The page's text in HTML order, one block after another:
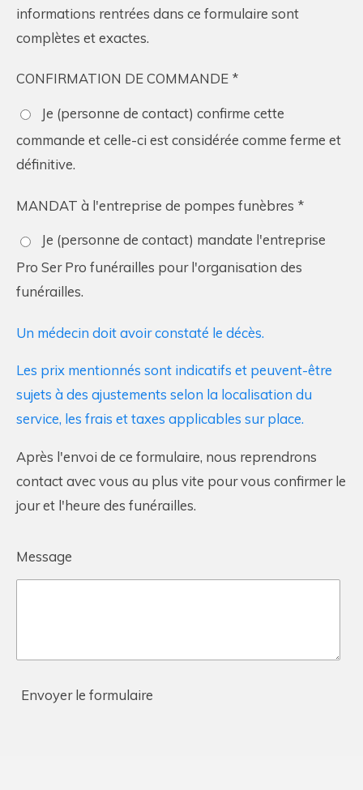
informations rentrées dans ce formulaire sont
complètes et exactes.
CONFIRMATION DE COMMANDE *
Je (personne de contact) confirme cette
commande et celle-ci est considérée comme ferme et
définitive.
MANDAT à l'entreprise de pompes funèbres *
Je (personne de contact) mandate l'entreprise
Pro Ser Pro funérailles pour l'organisation des
funérailles.
Un médecin doit avoir constaté le décès.
Les prix mentionnés sont indicatifs et peuvent-être
sujets à des ajustements selon la localisation du
service, les frais et taxes applicables sur place.
Après l'envoi de ce formulaire, nous reprendrons
contact avec vous au plus vite pour vous confirmer le
jour et l'heure des funérailles.
Message
Envoyer le formulaire